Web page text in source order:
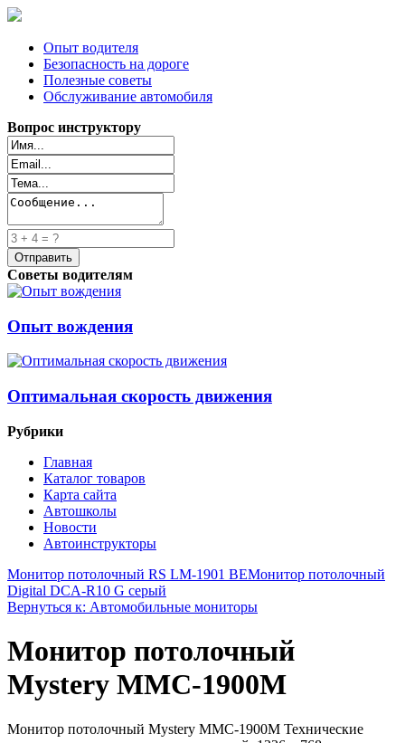
Опыт водителя
Безопасность на дороге
Полезные советы
Обслуживание автомобиля
Вопрос инструктору
Советы водителям
Опыт вождения
Оптимальная скорость движения
Рубрики
Главная
Каталог товаров
Карта сайта
Автошколы
Новости
Автоинструкторы
Монитор потолочный RS LM-1901 BEМонитор потолочный
Digital DCA-R10 G серый
Вернуться к: Автомобильные мониторы
Монитор потолочный
Mystery MMC-1900M
Монитор потолочный Mystery MMC-1900M Технические